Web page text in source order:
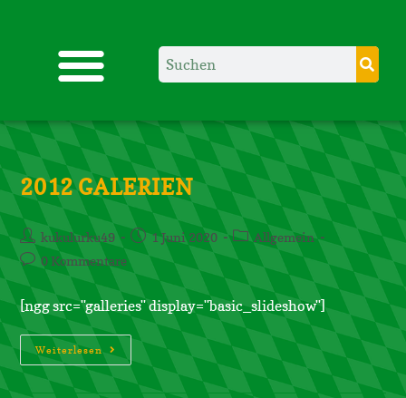
2012 GALERIEN
kukulurku49 1 Juni 2020
Allgemein
0 Kommentare
[ngg src="galleries" display="basic_slideshow"]
Weiterlesen